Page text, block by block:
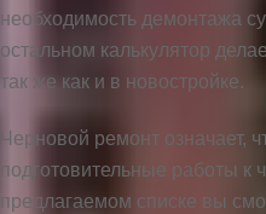
необходимость демонтажа
остальном калькулятор
так же как и в новостройке.
Черновой ремонт означает,
подготовительные работы к
предлагаемом списке вы